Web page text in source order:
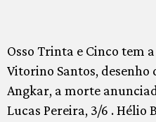
Osso Trinta e Cinco tem
Vitorino Santos, desenho
Angkar, a morte
Lucas Pereira, 3/6 . Hélio